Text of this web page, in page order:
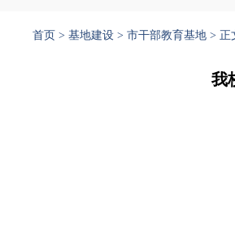
首页 > 基地建设 > 市干部教育基地 > 正
我